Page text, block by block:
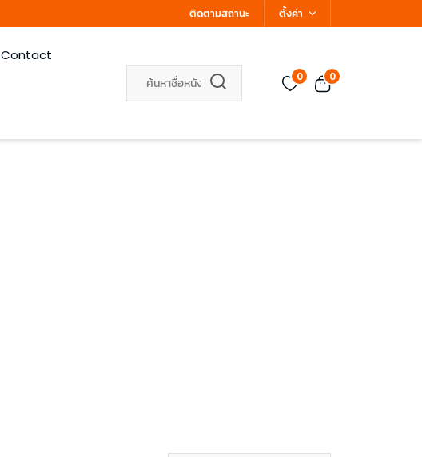
ติดตามสถานะ ตั้งค่า
Contact
0 0